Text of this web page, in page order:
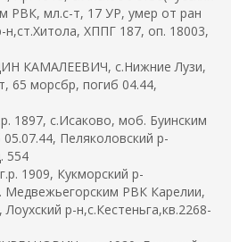
РВК, мл.с-т, 17 УР, умер от ран
н,ст.Хитола, ХППГ 187, оп. 18003,
КАМАЛЕЕВИЧ, с.Нижние Лузи,
65 морсбр, погиб 04.44,
с.Исаково, моб. Буинским
Пеляколовский р-
554
1909, Кукморский р-
РВК Карелии,
р-н,с.Кестеньга,кв.2268-